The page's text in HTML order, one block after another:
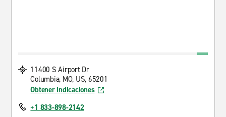
11400 S Airport Dr
Columbia, MO, US, 65201
Obtener indicaciones
+1 833-898-2142